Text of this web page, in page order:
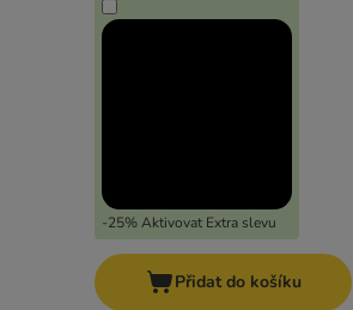
-25% Aktivovat Extra slevu
Přidat do košíku